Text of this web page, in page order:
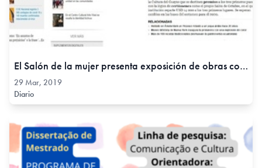
El Salón de la mujer presenta exposición de obras con temática feminista - Diario El Comercio, 29 Mar, 2019
29 Mar, 2019
Diario